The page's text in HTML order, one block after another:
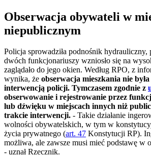
Obserwacja obywateli w
niepublicznym
Policja sprowadziła podnośnik
dwóch funkcjonariuszy wzniosło się na
zaglądało do jego okien. Według RPO, z
wynika, że obserwacja mieszkania nie
interwencją policji. Tymczasem zgodnie z
obserwowanie i rejestrowanie przez
lub dźwięku w miejscach innych niż
trakcie interwencji. - Takie działanie
wolności obywatelskich, w tym w
życia prywatnego (art. 47 Konstytucji RP).
możliwa, ale zawsze musi mieć podstawę w
- uznał Rzecznik.